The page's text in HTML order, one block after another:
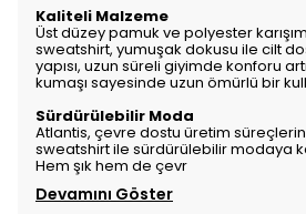
Kaliteli Malzeme
Üst düzey pamuk ve polyester
sweatshirt, yumuşak dokusu ile cilt
yapısı, uzun süreli giyimde konforu
kumaşı sayesinde uzun ömürlü bir
Sürdürülebilir Moda
Atlantis, çevre dostu üretim
sweatshirt ile sürdürülebilir modaya
Hem şık hem de çevr
Devamını Göster